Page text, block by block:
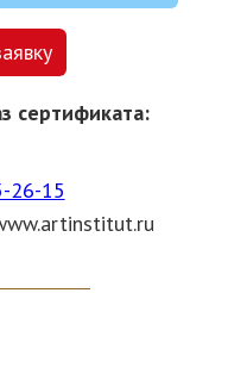
сертификата:
26-15